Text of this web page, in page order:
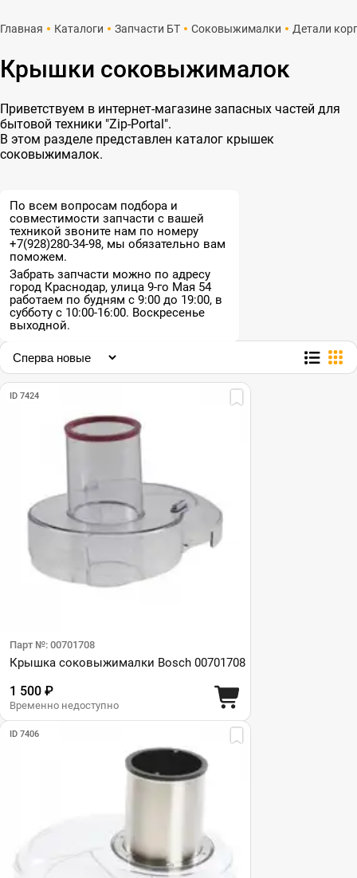
Главная Каталоги Запчасти БТ Соковыжималки Детали
Крышки соковыжималок
Приветствуем в интернет-магазине запасных частей для
бытовой техники "Zip-Portal".
В этом разделе представлен каталог крышек
соковыжималок.
По всем вопросам подбора и
совместимости запчасти с вашей
техникой звоните нам по номеру
+7(928)280-34-98, мы обязательно вам
поможем.
Забрать запчасти можно по адресу
город Краснодар, улица 9-го Мая 54
работаем по будням с 9:00 до 19:00, в
субботу с 10:00-16:00. Воскресенье
выходной.
ID 7424
Парт №: 00701708
Крышка соковыжималки Bosch 00701708
1 500 ₽
Временно недоступно
ID 7406